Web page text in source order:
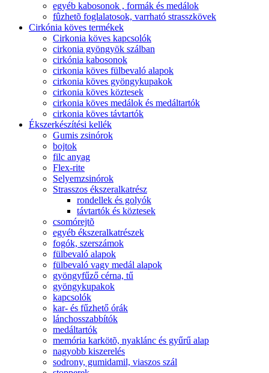
egyéb kabosonok , formák és medálok
fûzhetõ foglalatosok, varrható strasszkövek
Cirkónia köves termékek
Cirkonia köves kapcsolók
cirkonia gyöngyök szálban
cirkónia kabosonok
cirkonia köves fülbevaló alapok
cirkonia köves gyöngykupakok
cirkonia köves köztesek
cirkonia köves medálok és medáltartók
cirkonia köves távtartók
Ékszerkészítési kellék
Gumis zsinórok
bojtok
filc anyag
Flex-rite
Selyemzsinórok
Strasszos ékszeralkatrész
rondellek és golyók
távtartók és köztesek
csomórejtõ
egyéb ékszeralkatrészek
fogók, szerszámok
fülbevaló alapok
fülbevaló vagy medál alapok
gyöngyfűző cérna, tű
gyöngykupakok
kapcsolók
kar- és fűzhető órák
lánchosszabbítók
medáltartók
memória karkötõ, nyaklánc és gyűrű alap
nagyobb kiszerelés
sodrony, gumidamil, viaszos szál